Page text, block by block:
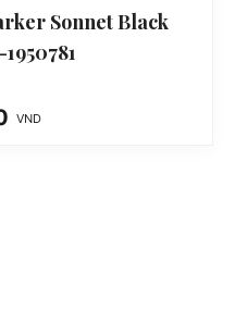
Sonnet Black
VND